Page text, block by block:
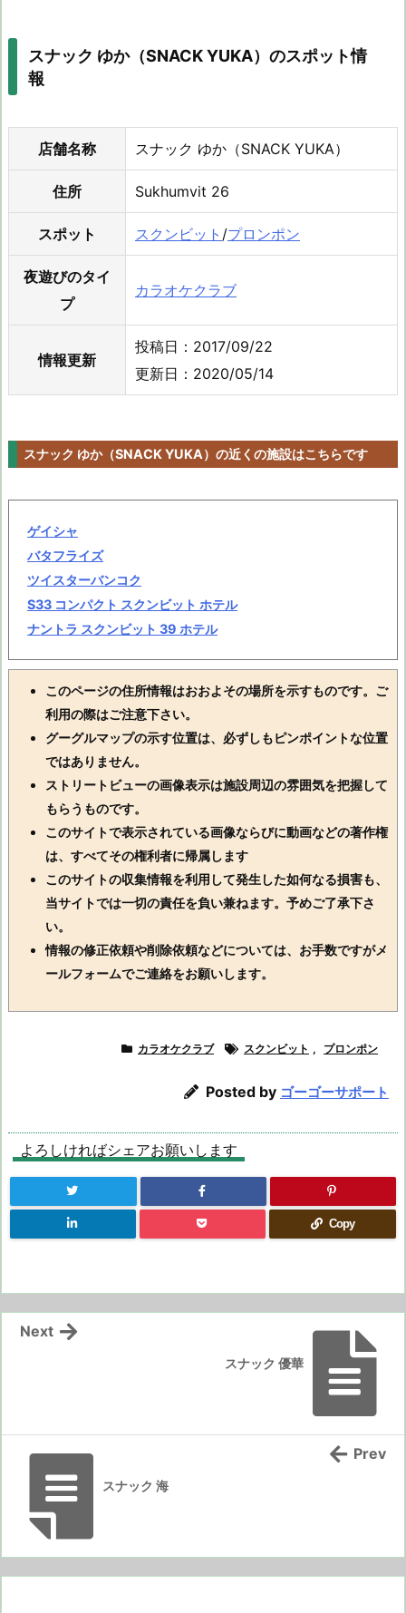
スナック ゆか（SNACK YUKA）のスポット情
報
店舗名称 スナック ゆか（SNACK YUKA）
住所 Sukhumvit 26
スポット スクンビット /プロンポン
夜遊びのタイ
プ
カラオケクラブ
情報更新
投稿日：2017/09/22
更新日：2020/05/14
スナック ゆか（SNACK YUKA）の近くの施設はこちらです
ゲイシャ
バタフライズ
ツイスターバンコク
S33 コンパクト スクンビット ホテル
ナントラ スクンビット 39 ホテル
このページの住所情報はおおよその場所を示すものです。ご
利用の際はご注意下さい。
グーグルマップの示す位置は、必ずしもピンポイントな位置
ではありません。
ストリートビューの画像表示は施設周辺の雰囲気を把握して
もらうものです。
このサイトで表示されている画像ならびに動画などの著作権
は、すべてその権利者に帰属します
このサイトの収集情報を利用して発生した如何なる損害も、
当サイトでは一切の責任を負い兼ねます。予めご了承下さ
い。
情報の修正依頼や削除依頼などについては、お手数ですがメ
ールフォームでご連絡をお願いします。
カラオケクラブ スクンビット , プロンポン
Posted by ゴーゴーサポート
よろしければシェアお願いします
Copy
スナック 優華
Next
スナック 海
Prev